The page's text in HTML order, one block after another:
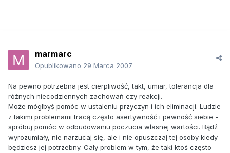
marmarc
Opublikowano 29 Marca 2007
Na pewno potrzebna jest cierpliwość, takt, umiar, tolerancja dla
różnych niecodziennych zachowań czy reakcji.
Może mógłbyś pomóc w ustaleniu przyczyn i ich eliminacji. Ludzie
z takimi problemami tracą często asertywność i pewność siebie -
spróbuj pomóc w odbudowaniu poczucia własnej wartości. Bądź
wyrozumiały, nie narzucaj się, ale i nie opuszczaj tej osoby kiedy
będziesz jej potrzebny. Cały problem w tym, że taki ktoś często